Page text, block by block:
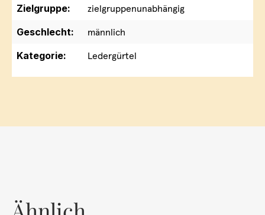
Zielgruppe:
zielgruppenunabhängig
Geschlecht:
männlich
Kategorie:
Ledergürtel